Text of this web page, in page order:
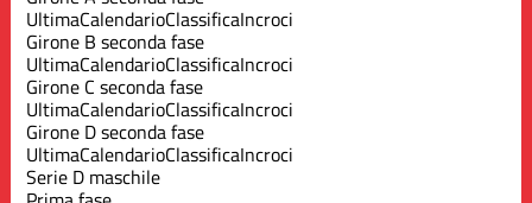
UltimaCalendarioClassificaIncroci
Girone B seconda fase
UltimaCalendarioClassificaIncroci
Girone C seconda fase
UltimaCalendarioClassificaIncroci
Girone D seconda fase
UltimaCalendarioClassificaIncroci
Serie D maschile